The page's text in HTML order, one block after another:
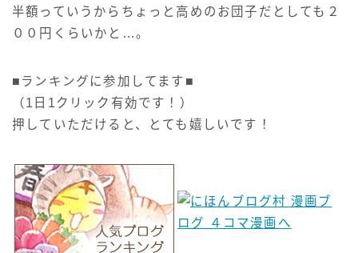
半額っていうからちょっと高めのお団子だとしても２
００円くらいかと…。
■ランキングに参加してます■
（1日1クリック有効です！）
押していただけると、とても嬉しいです！